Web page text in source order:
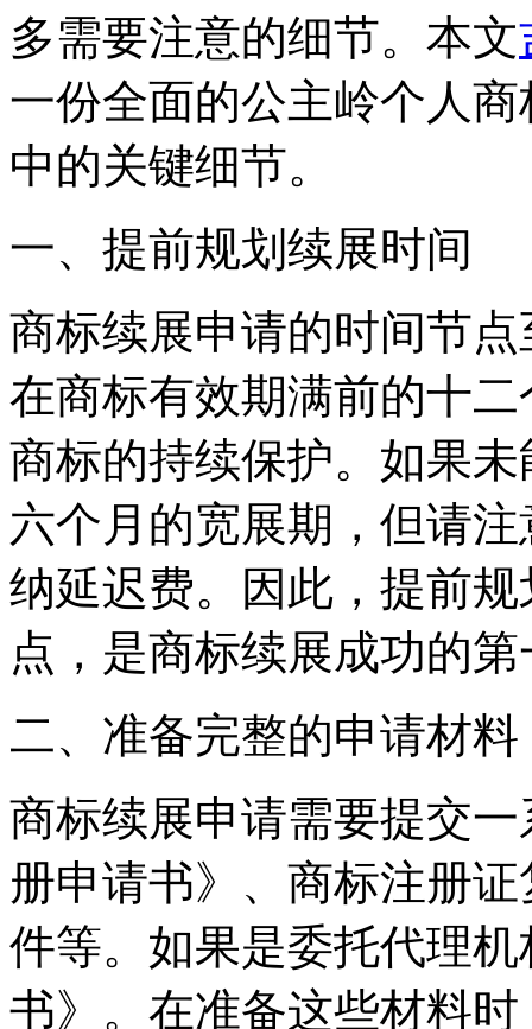
多需要注意的细节。本文
一份全面的公主岭个人
中的关键细节。
‌一、提前规划续展时间‌
商标续展申请的时间节
在商标有效期满前的十
商标的持续保护。如果
六个月的宽展期，但请
纳延迟费。因此，提前
点，是商标续展成功的
‌二、准备完整的申请材料‌
商标续展申请需要提交
册申请书》、商标注册
件等。如果是委托代理
书》。在准备这些材料